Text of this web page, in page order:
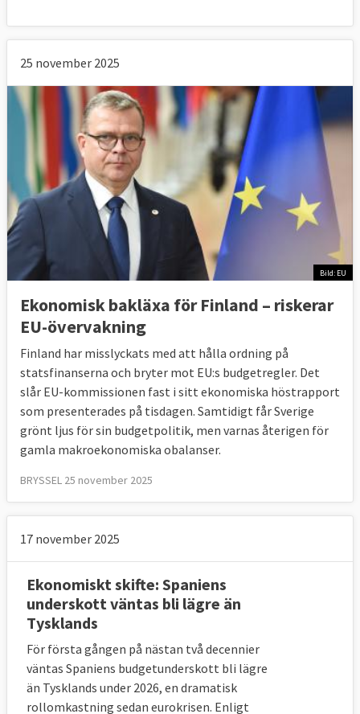
25 november 2025
Bild: EU
Ekonomisk bakläxa för Finland – riskerar
EU-övervakning
Finland har misslyckats med att hålla ordning på
statsfinanserna och bryter mot EU:s budgetregler. Det
slår EU-kommissionen fast i sitt ekonomiska höstrapport
som presenterades på tisdagen. Samtidigt får Sverige
grönt ljus för sin budgetpolitik, men varnas återigen för
gamla makroekonomiska obalanser.
BRYSSEL 25 november 2025
17 november 2025
Ekonomiskt skifte: Spaniens
underskott väntas bli lägre än
Tysklands
För första gången på nästan två decennier
väntas Spaniens budgetunderskott bli lägre
än Tysklands under 2026, en dramatisk
rollomkastning sedan eurokrisen. Enligt